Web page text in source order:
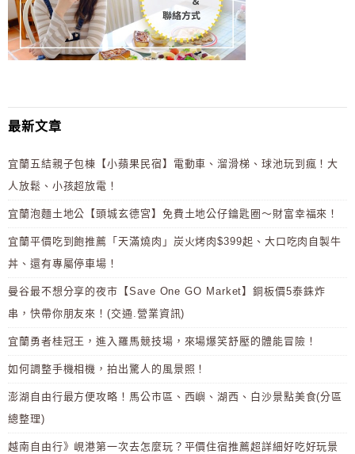
最新文章
宜蘭五結親子包棟【小蘋果民宿】電動車、溜滑梯、球池玩到瘋！大
人放鬆、小孩超放電！
宜蘭泡麵土地公【頭城玄德宮】免費土地公仔鑰匙圈～財富幸福來！
宜蘭平價吃到飽推薦「天滿燒肉」炭火烤肉$399起、大口吃肉自製牛
丼、還有專屬停車場！
曼谷最不想分享的夜市【Save One GO Market】銅板價5泰銖炸
串，快帶你朋友來！(交通.營業資訊)
宜蘭勇者桂冠王，進入羅馬競技場，來場爆笑舒壓的體能冒險！
如何調整手機相機，拍出驚人的風景照！
澎湖自由行最方便攻略！馬公市區、西嶼、湖西、白沙景點美食(分區
總整理)
越南自由行》峴港第一次去怎麼玩？平價住宿推薦超詳細好吃好玩景